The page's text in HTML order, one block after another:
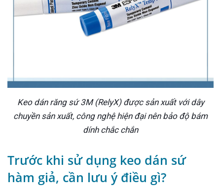
Keo dán răng sứ 3M (RelyX) được sản xuất với dây
chuyền sản xuất, công nghệ hiện đại nên bảo độ bám
dính chắc chắn
Trước khi sử dụng keo dán sứ
hàm giả, cần lưu ý điều gì?